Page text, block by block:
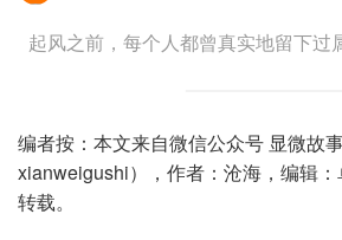
起风之前，每个人都曾真实地留下过
编者按：本文来自微信公众号 显微故
xianweigushi），作者： 沧海 ，编辑
转载。